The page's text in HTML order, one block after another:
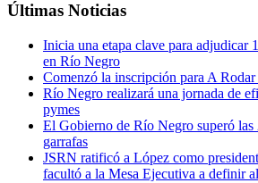
Últimas Noticias
Inicia una etapa clave para adjudicar
en Río Negro
Comenzó la inscripción para A Rodar
Río Negro realizará una jornada de
pymes
El Gobierno de Río Negro superó las
garrafas
JSRN ratificó a López como
facultó a la Mesa Ejecutiva a definir